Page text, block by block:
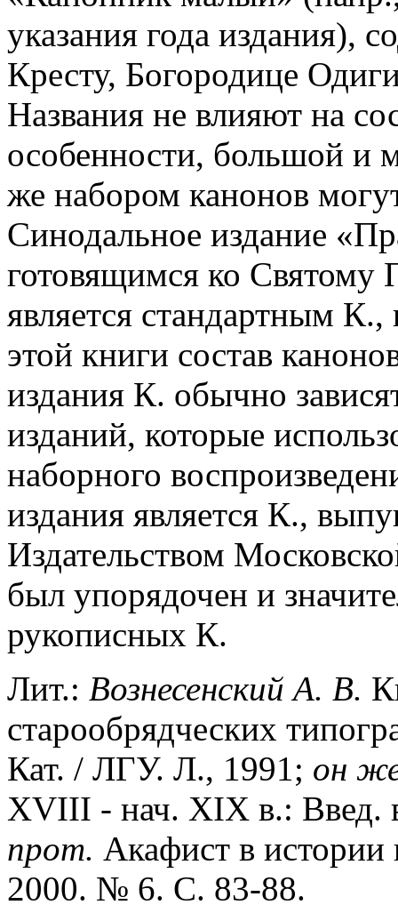
указания года издания),
Кресту, Богородице
Названия не влияют на
особенности, большой и
же набором канонов
Синодальное издание
готовящимся ко
является стандартным
этой книги состав
издания К. обычно
изданий, которые
наборного
издания является К.,
Издательством
был упорядочен и
рукописных К.
Лит.: Вознесенский А. В.
старообрядческих
Кат. / ЛГУ. Л., 1991; он
XVIII - нач. XIX в.: Введ.
прот. Акафист в
2000. № 6. С. 83-88.